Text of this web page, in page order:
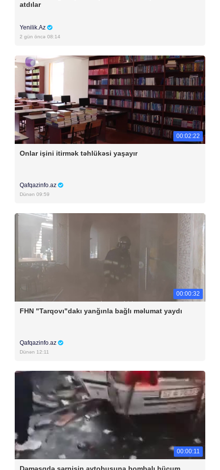
atdılar
Yenilik.Az
2 gün öncə 08:14
00:02:22
Onlar işini itirmək təhlükəsi yaşayır
Qafqazinfo.az
Dünən 09:59
00:00:32
FHN "Tarqovı"dakı yanğınla bağlı məlumat yaydı
Qafqazinfo.az
Dünən 12:11
00:00:11